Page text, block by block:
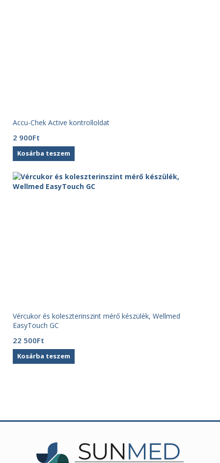
Accu-Chek Active kontrolloldat
2 900Ft
Kosárba teszem
Vércukor és koleszterinszint mérő készülék, Wellmed
EasyTouch GC
22 500Ft
Kosárba teszem